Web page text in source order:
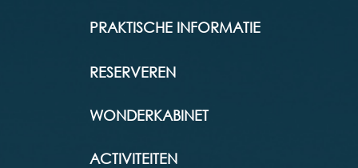
PRAKTISCHE INFORMATIE
RESERVEREN
WONDERKABINET
ACTIVITEITEN